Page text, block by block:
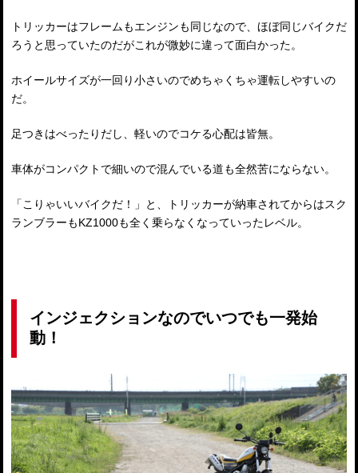
トリッカーはフレームもエンジンも同じなので、ほぼ同じバイクだ
ろうと思っていたのだがこれが微妙に違って面白かった。
ホイールサイズが一回り小さいのでめちゃくちゃ運転しやすいの
だ。
足つきはべったりだし、軽いのでコケる心配は皆無。
車体がコンパクトで細いので混んでいる道も全然苦にならない。
「こりゃいいバイクだ！」と、トリッカーが納車されてからはスク
ランブラーもKZ1000も全く乗らなくなっていったレベル。
インジェクションなのでいつでも一発始
動！